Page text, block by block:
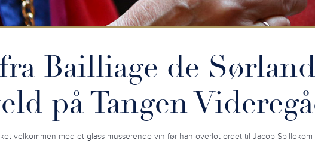
Bailliage de
på Tangen
velkommen med et glass musserende vin før han overlot ordet til Jacob